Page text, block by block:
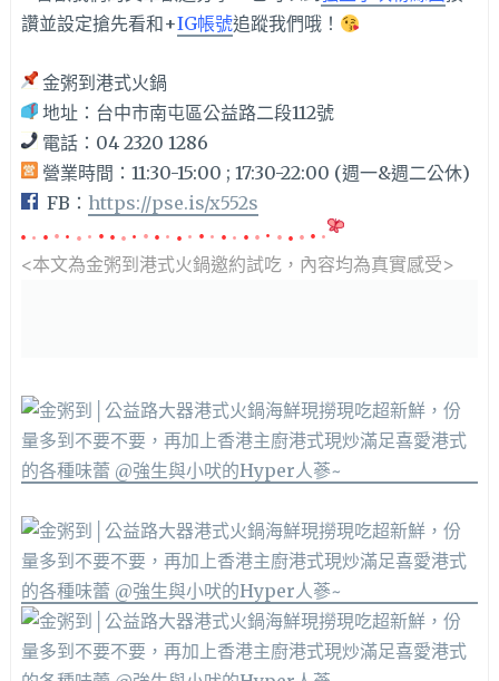
讚並設定搶先看和+IG帳號追蹤我們哦！
金粥到港式火鍋
地址：台中市南屯區公益路二段112號
電話：04 2320 1286
營業時間：11:30-15:00 ; 17:30-22:00 (週一&週二公休)
FB： https://pse.is/x552s
<本文為金粥到港式火鍋邀約試吃，內容均為真實感受>